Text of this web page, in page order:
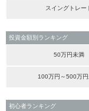
スイングトレー
投資金額別ランキング
50万円未満
100万円～500万
初心者ランキング